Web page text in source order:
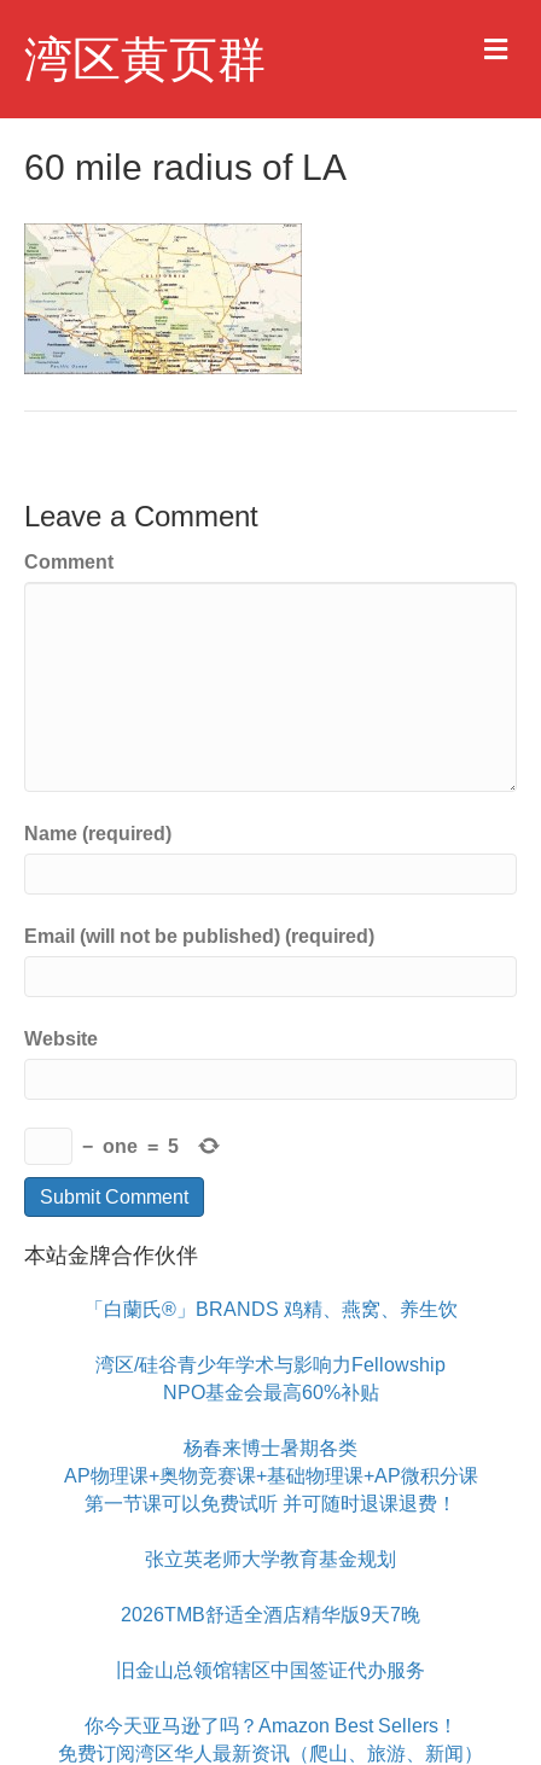
湾区黄页群 M
e
u
60 mile radius of LA
Leave a Comment
Comment
Name (required)
Email (will not be published) (required)
Website
− one = 5
本站金牌合作伙伴
「白蘭氏®」BRANDS 鸡精、燕窝、养生饮
湾区/硅谷青少年学术与影响力Fellowship
NPO基金会最高60%补贴
杨春来博士暑期各类
AP物理课+奥物竞赛课+基础物理课+AP微积分课
第一节课可以免费试听 并可随时退课退费！
张立英老师大学教育基金规划
2026TMB舒适全酒店精华版9天7晚
旧金山总领馆辖区中国签证代办服务
你今天亚马逊了吗？Amazon Best Sellers！
免费订阅湾区华人最新资讯（爬山、旅游、新闻）